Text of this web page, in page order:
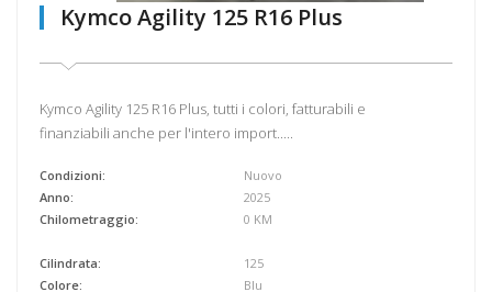
Kymco Agility 125 R16 Plus
Kymco Agility 125 R16 Plus, tutti i colori, fatturabili e
finanziabili anche per l'intero import.....
Condizioni:
Anno:
Chilometraggio:
Nuovo
2025
0 KM
Cilindrata:
Colore:
125
Blu